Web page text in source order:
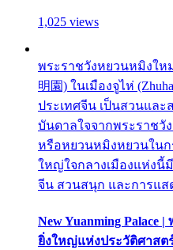
1,025 views
พระราชวังหยวนหมิงใหม่
明園) ในเมืองจูไห่
ประเทศจีน เป็นสวนและ
บันดาลใจจากพระราชวัง
หรือหยวนหมิงหยวนใน
ใหญ่ใจกลางเมืองแห่งนี้
จีน สวนสนุก และการแส
New Yuanming
ยิ่งใหญ่แห่งประวัติศาส